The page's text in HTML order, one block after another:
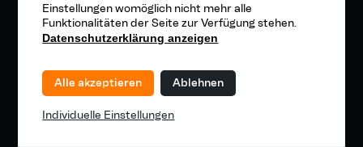
Einstellungen womöglich nicht mehr alle
Funktionalitäten der Seite zur Verfügung stehen.
Datenschutzerklärung anzeigen
Alle akzeptieren Ablehnen
Individuelle Einstellungen